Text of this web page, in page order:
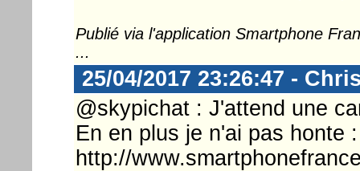
Publié via l'application Smartphone
...
25/04/2017 23:26:47 -
@skypichat : J'attend une
En en plus je n'ai pas honte :
http://